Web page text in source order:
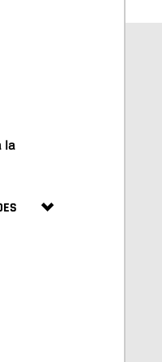
la